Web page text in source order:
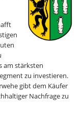
am stärksten
zu investieren.
gibt dem Käufer
Nachfrage zu